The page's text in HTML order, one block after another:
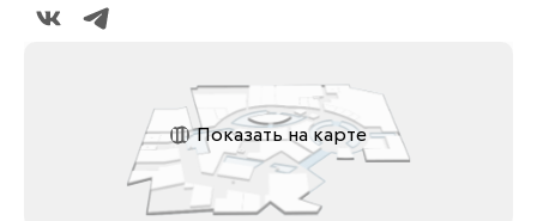
Показать на карте